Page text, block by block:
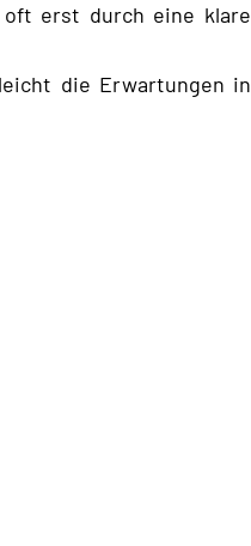
oft erst durch eine klare
die Erwartungen in